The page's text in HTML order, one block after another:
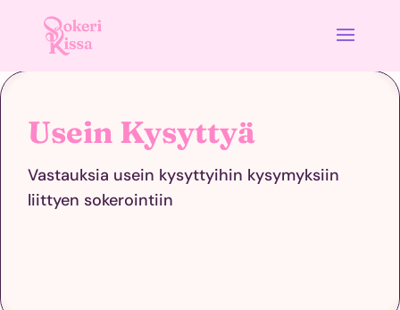
Usein Kysyttyä
Vastauksia usein kysyttyihin kysymyksiin
liittyen sokerointiin